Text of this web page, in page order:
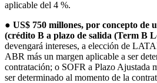
aplicable del 4 %.
● US$ 750 millones, por concepto de
(crédito B a plazo de salida (Term B
devengará intereses, a elección de
ABR más un margen aplicable a ser
contratación; o SOFR a Plazo Ajustada
ser determinado al momento de la